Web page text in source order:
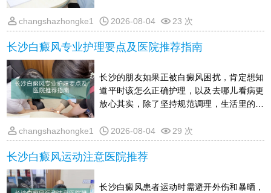
少，而大面积,顽固性的情况则耗费会更高一
些价格方面还会受技术设备和诊疗方案细致
程度的影响至于禁忌，患者在生活中要特别
少吃或不吃富含维C的食物，保持平稳的情
绪，同时不要盲目尝试偏方，以免加重皮损
具体花销需结合个人实际情况在线了解，
changshazhongke1 2026-08-04 23 次
长沙白癜风专业护理要点及医院推荐指南
长沙的朋友如果正被白癜风困扰，肯定想知
道平时该怎么正确护理，以及去哪儿看病更
放心其实，除了坚持规范调理，生活里的细
须防晒,吃什么对复色有帮助，以及情绪调整
这些选医院时，可以看看有没有针对性的设
备,医生能不能给出一人一案的方案下面整理
建议，帮你理清头绪，少踩坑，让恢复的路
changshazhongke1 2026-08-04 29 次
长沙白癜风运动注意医院推荐
长沙白癜风患者运动时需避开外伤和暴晒，